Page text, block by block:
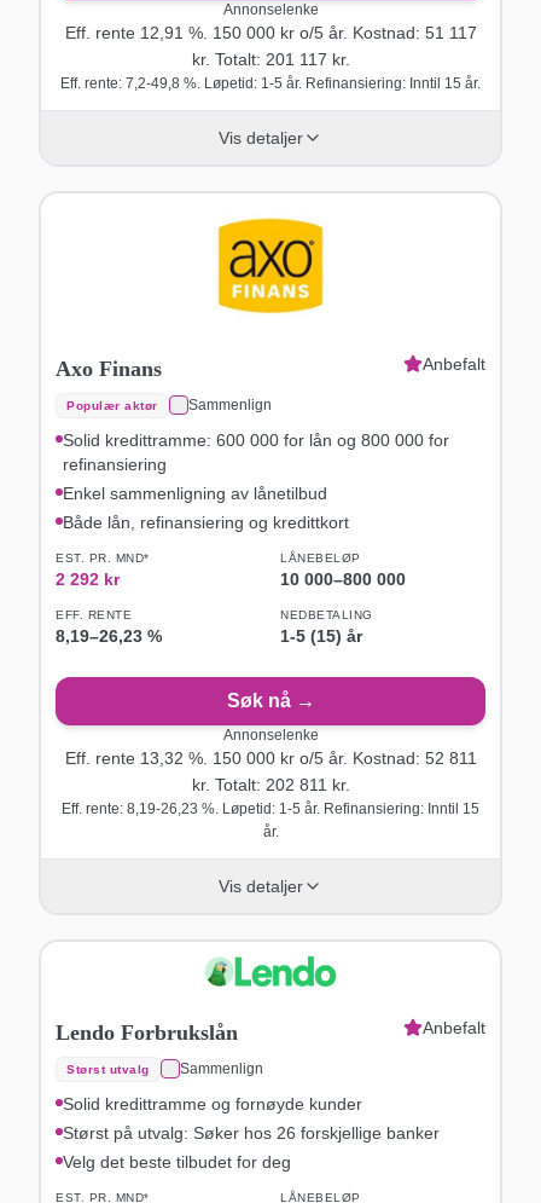
Annonselenke
Eff. rente 12,91 %. 150 000kr o/5år. Kostnad: 51 117
kr. Totalt: 201 117 kr.
Eff. rente: 7,2-49,8 %. Løpetid: 1-5 år. Refinansiering: Inntil 15 år.
Vis detaljer
Axo Finans
Populær aktør Sammenlign
Anbefalt
Solid kredittramme: 600 000 for lån og 800 000 for
refinansiering
Enkel sammenligning av lånetilbud
Både lån, refinansiering og kredittkort
EST. PR. MND*
2 292 kr
LÅNEBELØP
10 000–800 000
EFF. RENTE
8,19–26,23 %
NEDBETALING
1-5 (15) år
Søk nå →
Annonselenke
Eff. rente 13,32 %. 150 000kr o/5år. Kostnad: 52 811
kr. Totalt: 202 811 kr.
Eff. rente: 8,19-26,23 %. Løpetid: 1-5 år. Refinansiering: Inntil 15
år.
Vis detaljer
Lendo Forbrukslån
Størst utvalg Sammenlign
Anbefalt
Solid kredittramme og fornøyde kunder
Størst på utvalg: Søker hos 26 forskjellige banker
Velg det beste tilbudet for deg
EST. PR. MND* LÅNEBELØP